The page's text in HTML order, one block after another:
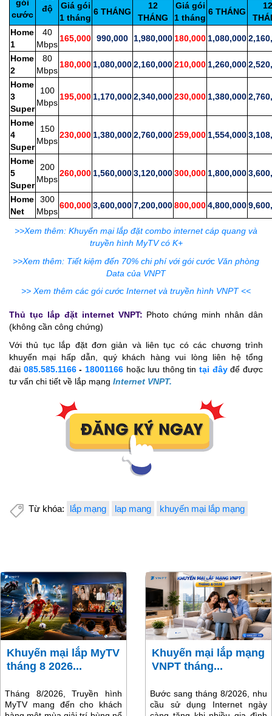
gói
cước
độ
Giá gói
1 tháng
6 THÁNG
12
THÁNG
Giá gói
1 tháng
6 THÁNG
12
Home
1
40
Mbps
165,000 990,000 1,980,000180,0001,080,000
Home
2
80
Mbps
180,0001,080,0002,160,000210,0001,260,000
Home
3
Super
100
Mbps
195,0001,170,0002,340,000230,0001,380,000
Home
4
Super
150
Mbps
230,0001,380,0002,760,000259,0001,554,000
Home
5
Super
200
Mbps
260,0001,560,0003,120,000300,0001,800,000
Home
Net
300
Mbps
600,0003,600,0007,200,000800,0004,800,000
>>Xem thêm: Khuyến mại lắp đặt combo internet cáp quang và
truyền hình MyTV có K+
>>Xem thêm: Tiết kiệm đến 70% chi phí với gói cước Văn phòng
Data của VNPT
>> Xem thêm các gói cước Internet và truyền hình VNPT <<
Thủ tục lắp đặt internet VNPT: Photo chứng minh nhân dân
(không cần công chứng)
Với thủ tục lắp đặt đơn giản và liên tục có các chương trình
khuyến mại hấp dẫn, quý khách hàng vui lòng liên hệ tổng
đài 085.585.1166- 18001166 hoặc lưu thông tin tại đâyđể được
tư vấn chi tiết về lắp mạng Internet VNPT.
Từ khóa: lắp mạng lap mang khuyến mại lắp mạng
Khuyến mại lắp MyTV
tháng 8 2026...
Tháng 8/2026, Truyền hình
MyTV mang đến cho khách
Khuyến mại lắp mạng
VNPT tháng...
Bước sang tháng 8/2026, nhu
cầu sử dụng Internet ngày